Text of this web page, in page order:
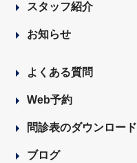
スタッフ紹介
お知らせ
よくある質問
Web予約
問診表のダウンロード
ブログ